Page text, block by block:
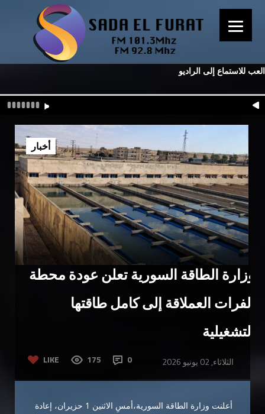
العب للاستماع إلى الراديو
وزارة الطاقة السورية تعلن عودة محطة
الفرات العملاقة إلى كامل طاقتها
التشغيلية
LIKE 175 0 الثلاثاء, 02 يونيو 2026
أخبار
أعلنت وزارة الطاقة السورية،أمسِ الاثنين 1 حزيران، إعادة